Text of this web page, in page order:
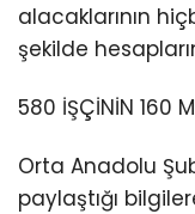
alacaklarının
şekilde
580 İŞÇİNİN 160
Orta Anadolu
paylaştığı